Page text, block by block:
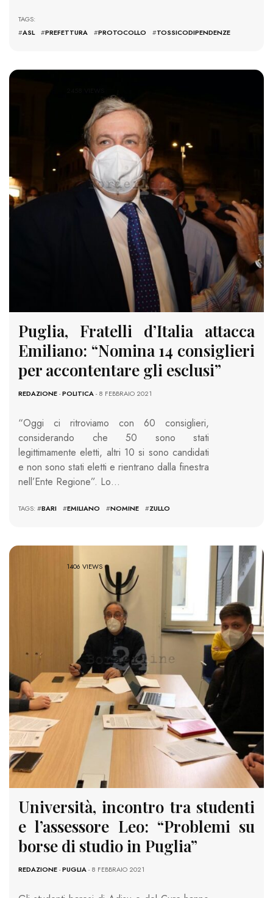
TAGS:
#ASL #PREFETTURA #PROTOCOLLO #TOSSICODIPENDENZE
Puglia, Fratelli d’Italia attacca
Emiliano: “Nomina 14 consiglieri
per accontentare gli esclusi”
REDAZIONE-POLITICA- 8 FEBBRAIO 2021
“Oggi ci ritroviamo con 60 consiglieri,
considerando che 50 sono stati
legittimamente eletti, altri 10 si sono candidati
e non sono stati eletti e rientrano dalla finestra
nell’Ente Regione”. Lo…
TAGS: #BARI #EMILIANO #NOMINE #ZULLO
1406 VIEWS
Università, incontro tra studenti
e l’assessore Leo: “Problemi su
borse di studio in Puglia”
REDAZIONE-PUGLIA- 8 FEBBRAIO 2021